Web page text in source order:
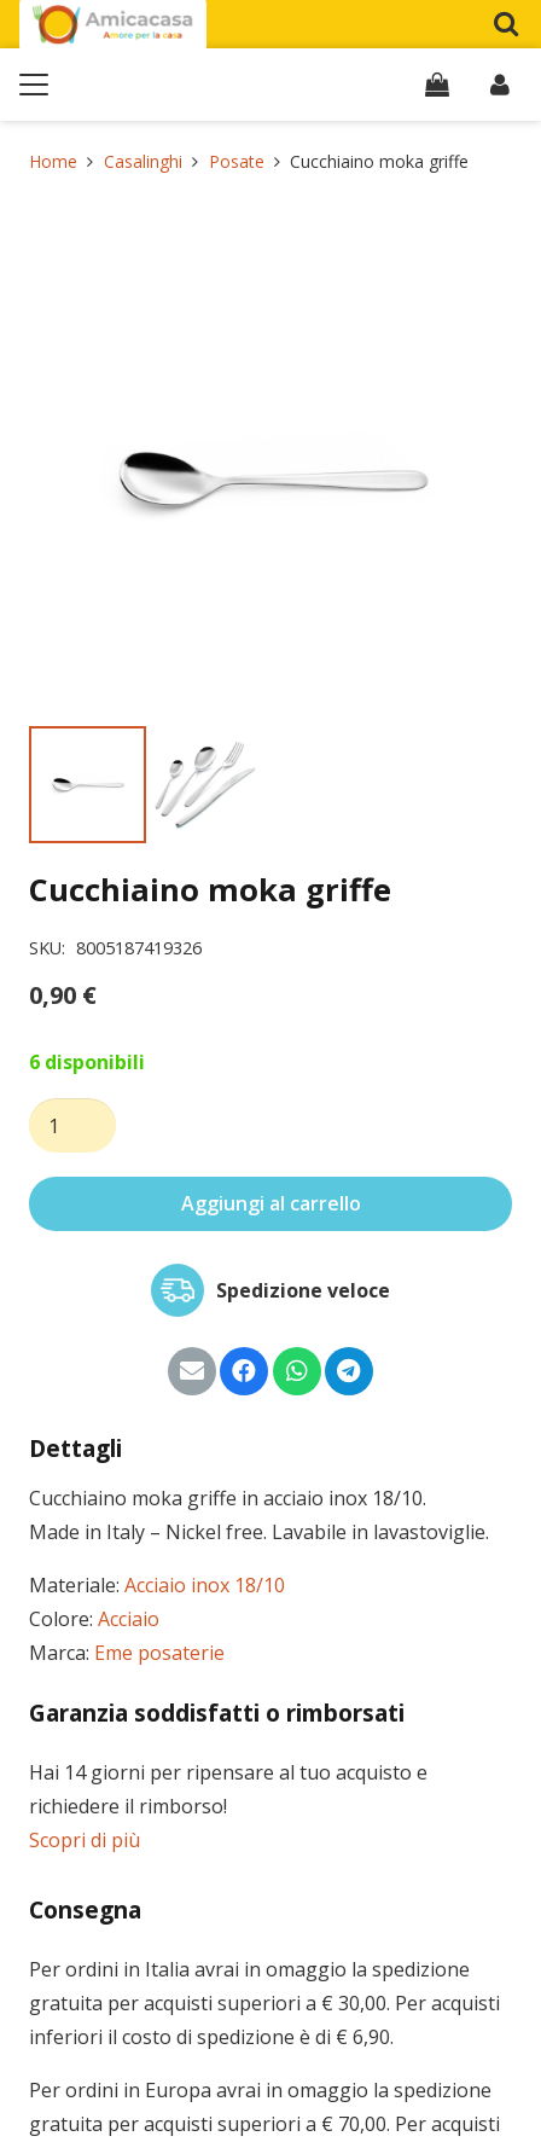
Home Casalinghi Posate Cucchiaino moka griffe
Cucchiaino moka griffe
SKU: 8005187419326
0,90 €
6 disponibili
Cucchiaino
moka
griffe
quantità
Aggiungi al carrello
Spedizione veloce
Garanzia soddisfatti o rimborsati
Hai 14 giorni per ripensare al tuo acquisto e
richiedere il rimborso!
Scopri di più
Consegna
Per ordini in Italia avrai in omaggio la spedizione
gratuita per acquisti superiori a € 30,00. Per acquisti
inferiori il costo di spedizione è di € 6,90.
Per ordini in Europa avrai in omaggio la spedizione
gratuita per acquisti superiori a € 70,00. Per acquisti
Dettagli
Cucchiaino moka griffe in acciaio inox 18/10.
Made in Italy – Nickel free. Lavabile in lavastoviglie.
Materiale: Acciaio inox 18/10
Colore: Acciaio
Marca: Eme posaterie